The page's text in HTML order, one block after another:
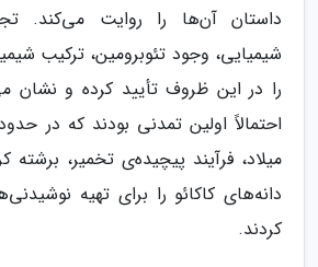
داستان آن‌ها را روایت می‌کند.
شیمیایی، وجود تئوبرومین، ترکیب
را در این ظروف تأیید کرده و نشان
میلاد، فرآیند پیچیده‌ی تخمیر،
دانه‌های کاکائو را برای تهیه
کردند.